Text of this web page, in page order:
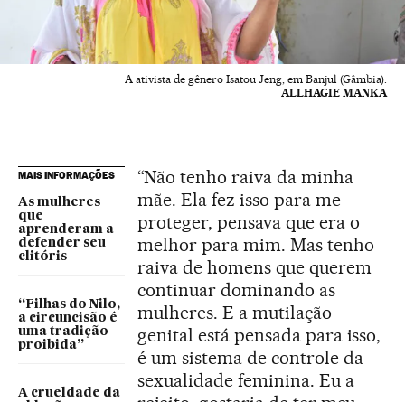
A ativista de gênero Isatou Jeng, em Banjul (Gâmbia).
ALLHAGIE MANKA
MAIS INFORMAÇÕES
As mulheres
que
aprenderam a
defender seu
clitóris
“Filhas do Nilo,
a circuncisão é
uma tradição
proibida”
A crueldade da
“Não tenho raiva da minha
mãe. Ela fez isso para me
proteger, pensava que era o
melhor para mim. Mas tenho
raiva de homens que querem
continuar dominando as
mulheres. E a mutilação
genital está pensada para isso,
é um sistema de controle da
sexualidade feminina. Eu a